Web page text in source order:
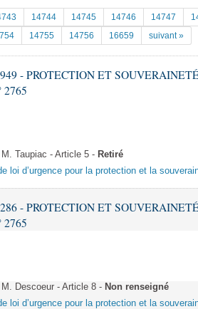
des lois
des lois
orales
de l'Assemblée ... )
publics
droit
14744 14745 14746 14747
14755 14756 16659 suivant »
- PROTECTION ET
2765
Taupiac - Article 5 - Retiré
loi d’urgence pour la protection et la
- PROTECTION ET
2765
Descoeur - Article 8 - Non renseigné
loi d’urgence pour la protection et la